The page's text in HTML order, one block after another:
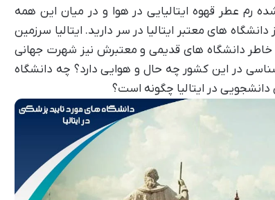
عطر قهوه ایتالیایی در هوا و در میان این همه
های معتبر ایتالیا در سر دارید. ایتالیا سرزمین
خاطر دانشگاه های قدیمی و معتبرش نیز شهرت جهانی
در این کشور چه حال و هوایی دارد؟ چه دانشگاه
دانشجویی در ایتالیا چگونه است؟